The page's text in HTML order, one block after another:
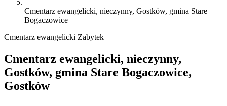
Cmentarz ewangelicki, nieczynny, Gostków, gmina Stare
Bogaczowice
Cmentarz ewangelicki Zabytek
Cmentarz ewangelicki, nieczynny,
Gostków, gmina Stare Bogaczowice,
Gostków